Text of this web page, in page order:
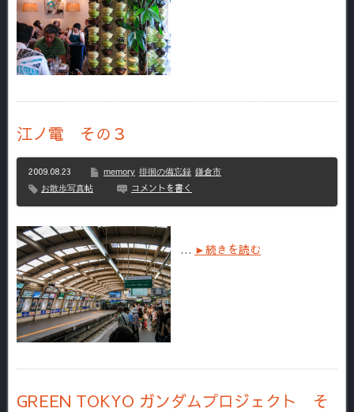
江ノ電 その３
2009.08.23 memory 徘徊の備忘録 鎌倉市
お散歩写真帖
コメントを書く
… ►続きを読む
GREEN TOKYO ガンダムプロジェクト そ